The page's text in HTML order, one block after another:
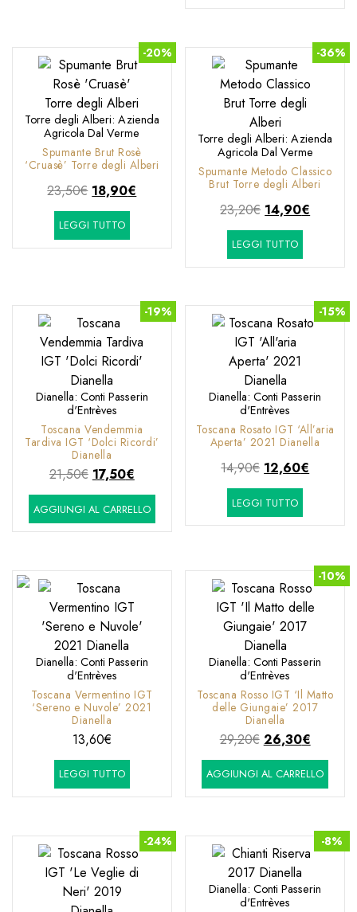
era:
è:
-20%
Torre degli Alberi: Azienda
Agricola Dal Verme
Spumante Brut Rosè
‘Cruasè’ Torre degli Alberi
23,50€ Il
prezzo
originale
era:
18,90€
è:
LEGGI TUTTO
-36%
Torre degli Alberi: Azienda
Agricola Dal Verme
Spumante Metodo Classico
Brut Torre degli Alberi
23,20€ Il
prezzo
originale
era:
14,90€
è:
LEGGI TUTTO
-19%
Dianella: Conti Passerin
d'Entrèves
Toscana Vendemmia
Tardiva IGT ‘Dolci Ricordi’
Dianella
21,50€ Il
prezzo
originale
era:
17,50€Il
prezzo
attuale
è:
AGGIUNGI AL CARRELLO
-15%
Dianella: Conti Passerin
d'Entrèves
Toscana Rosato IGT ‘All’aria
Aperta’ 2021 Dianella
14,90€ Il
prezzo
originale
era:
12,60€
è:
LEGGI TUTTO
Dianella: Conti Passerin
d'Entrèves
Toscana Vermentino IGT
‘Sereno e Nuvole’ 2021
Dianella
13,60€
LEGGI TUTTO
-10%
Dianella: Conti Passerin
d'Entrèves
Toscana Rosso IGT ‘Il Matto
delle Giungaie’ 2017
Dianella
29,20€ Il
prezzo
originale
era:
26,30€Il
prezzo
attuale
è:
AGGIUNGI AL CARRELLO
-24% -8%
Dianella: Conti Passerin
d'Entrèves